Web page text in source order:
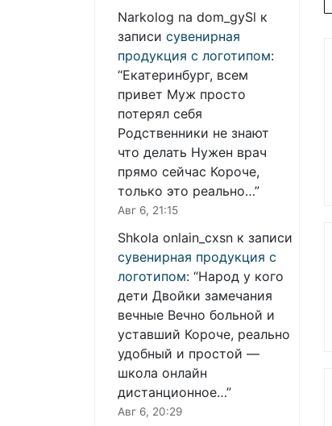
Narkolog na dom_gySl к
записи сувенирная
продукция с логотипом:
“Екатеринбург, всем
привет Муж просто
потерял себя
Родственники не знают
что делать Нужен врач
прямо сейчас Короче,
только это реально…”
Авг 6, 21:15
Shkola onlain_cxsn к записи
сувенирная продукция с
логотипом: “Народ у кого
дети Двойки замечания
вечные Вечно больной и
уставший Короче, реально
удобный и простой —
школа онлайн
дистанционное…”
Авг 6, 20:29